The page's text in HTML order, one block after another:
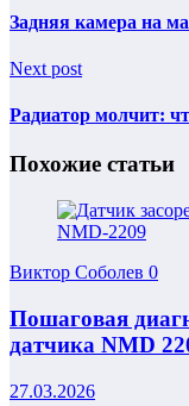
Задняя камера на
Next post
Радиатор молчит:
Похожие статьи
Виктор Соболев 0
Пошаговая
датчика NMD
27.03.2026